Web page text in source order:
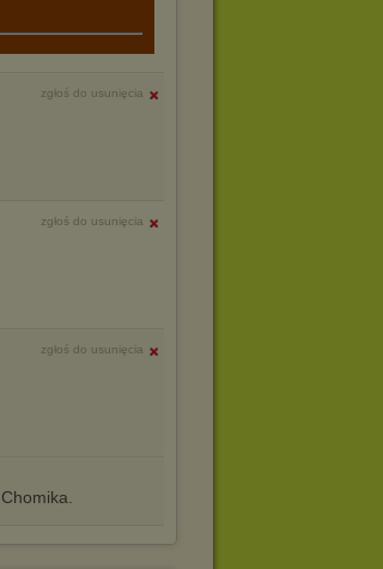
zgłoś do usunięcia
zgłoś do usunięcia
zgłoś do usunięcia